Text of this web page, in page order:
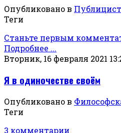
Опубликовано в
Теги
Станьте первым
Подробнее ...
Вторник, 16 февраля 2021
Я в одиночестве своём
Опубликовано в
Теги
3 комментарии